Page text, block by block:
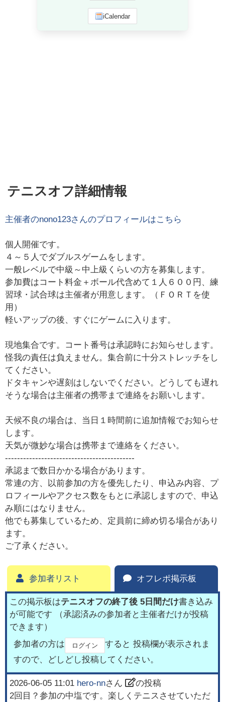
iCalendar
テニスオフ詳細情報
主催者のnono123さんのプロフィールはこちら
個人開催です。
４～５人でダブルスゲームをします。
一般レベルで中級～中上級くらいの方を募集します。
参加費はコート料金＋ボール代含めて１人６００円、練
習球・試合球は主催者が用意します。（ＦＯＲＴを使
用）
軽いアップの後、すぐにゲームに入ります。
現地集合です。コート番号は承認時にお知らせします。
怪我の責任は負えません。集合前に十分ストレッチをし
てください。
ドタキャンや遅刻はしないでください。どうしても遅れ
そうな場合は主催者の携帯まで連絡をお願いします。
天候不良の場合は、当日１時間前に追加情報でお知らせ
します。
天気が微妙な場合は携帯まで連絡をください。
-------------------------------------------
承認まで数日かかる場合があります。
常連の方、以前参加の方を優先したり、申込み内容、プ
ロフィールやアクセス数をもとに承認しますので、申込
み順にはなりません。
他でも募集しているため、定員前に締め切る場合があり
ます。
ご了承ください。
参加者リスト オフレポ掲示板
この掲示板はテニスオフの終了後 5日間だけ書き込み
が可能です （承認済みの参加者と主催者だけが投稿
できます）
参加者の方は
ログイン
すると 投稿欄が表示されま
すので、どしどし投稿してください。
2026-06-05 11:01 hero-nnさん
の投稿
2回目？参加の中塩です。楽しくテニスさせていただ